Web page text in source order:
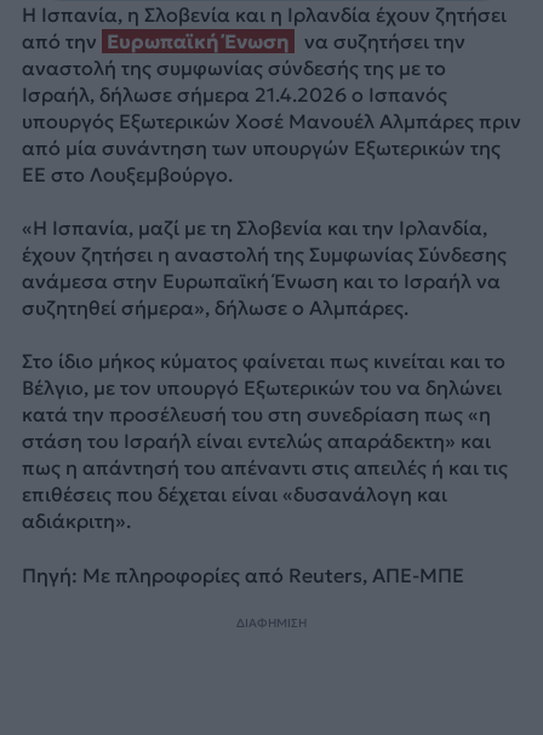
Η Ισπανία, η Σλοβενία και η Ιρλανδία έχουν ζητήσει
από την Ευρωπαϊκή Ένωση
να συζητήσει την
αναστολή της συμφωνίας σύνδεσής της με το
Ισραήλ, δήλωσε σήμερα 21.4.2026 ο Ισπανός
υπουργός Εξωτερικών Χοσέ Μανουέλ Αλμπάρες πριν
από μία συνάντηση των υπουργών Εξωτερικών της
ΕΕ στο Λουξεμβούργο.
«Η Ισπανία, μαζί με τη Σλοβενία και την Ιρλανδία,
έχουν ζητήσει η αναστολή της Συμφωνίας Σύνδεσης
ανάμεσα στην Ευρωπαϊκή Ένωση και το Ισραήλ να
συζητηθεί σήμερα», δήλωσε ο Αλμπάρες.
Στο ίδιο μήκος κύματος φαίνεται πως κινείται και το
Βέλγιο, με τον υπουργό Εξωτερικών του να δηλώνει
κατά την προσέλευσή του στη συνεδρίαση πως «η
στάση του Ισραήλ είναι εντελώς απαράδεκτη» και
πως η απάντησή του απέναντι στις απειλές ή και τις
επιθέσεις που δέχεται είναι «δυσανάλογη και
αδιάκριτη».
Πηγή: Με πληροφορίες από Reuters, ΑΠΕ-ΜΠΕ
ΔΙΑΦΗΜΙΣΗ